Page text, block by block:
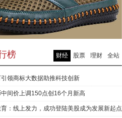
榜 财经 股票 理财 全站
领商标大数据助推科技创新
中间价上调150点创16个月新高
：线上发力，成功登陆美股成为发展新起点